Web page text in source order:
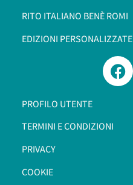
RITO ITALIANO BENÈ ROMI​
EDIZIONI PERSONALIZZATE
PROFILO UTENTE
TERMINI E CONDIZIONI
PRIVACY
COOKIE